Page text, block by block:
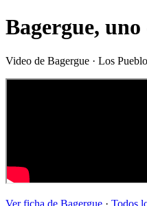
Bagergue,
Video de Bagergue · Los
Ver ficha de Bagergue · Todos